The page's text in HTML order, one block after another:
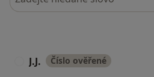
J.J. Číslo ověřené